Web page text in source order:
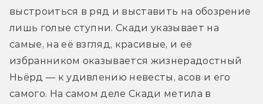
выстроиться в ряд и выставить на обозрение
лишь голые ступни. Скади указывает на
самые, на её взгляд, красивые, и её
избранником оказывается жизнерадостный
Ньёрд — к удивлению невесты, асов и его
самого. На самом деле Скади метила в